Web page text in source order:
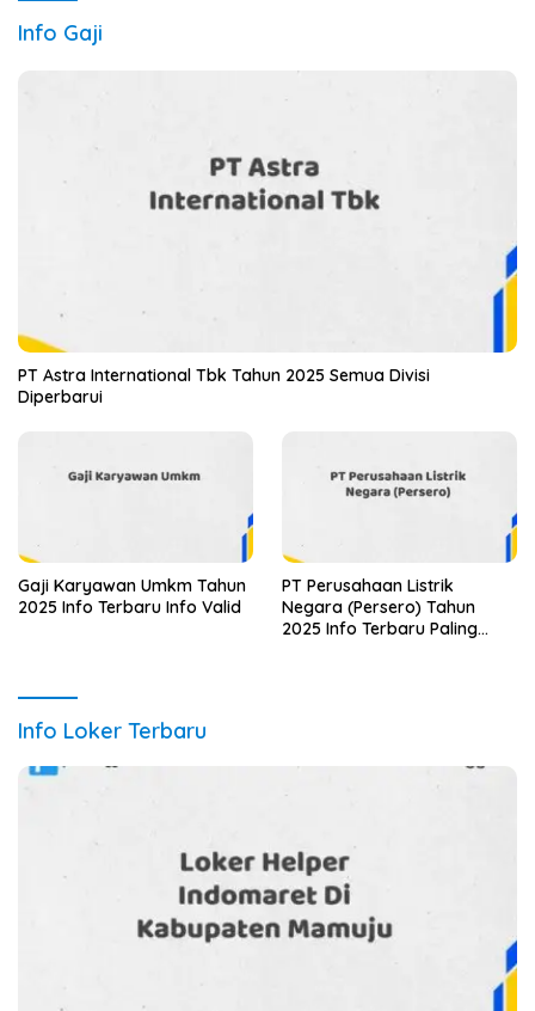
Info Gaji
PT Astra International Tbk Tahun 2025 Semua Divisi
Diperbarui
Gaji Karyawan Umkm Tahun
2025 Info Terbaru Info Valid
PT Perusahaan Listrik
Negara (Persero) Tahun
2025 Info Terbaru Paling
Info Loker Terbaru